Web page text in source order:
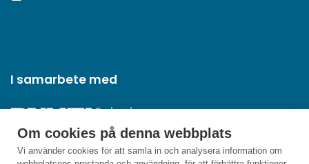
Om cookies på denna webbplats
Vi använder cookies för att samla in och analysera information om
I samarbete med